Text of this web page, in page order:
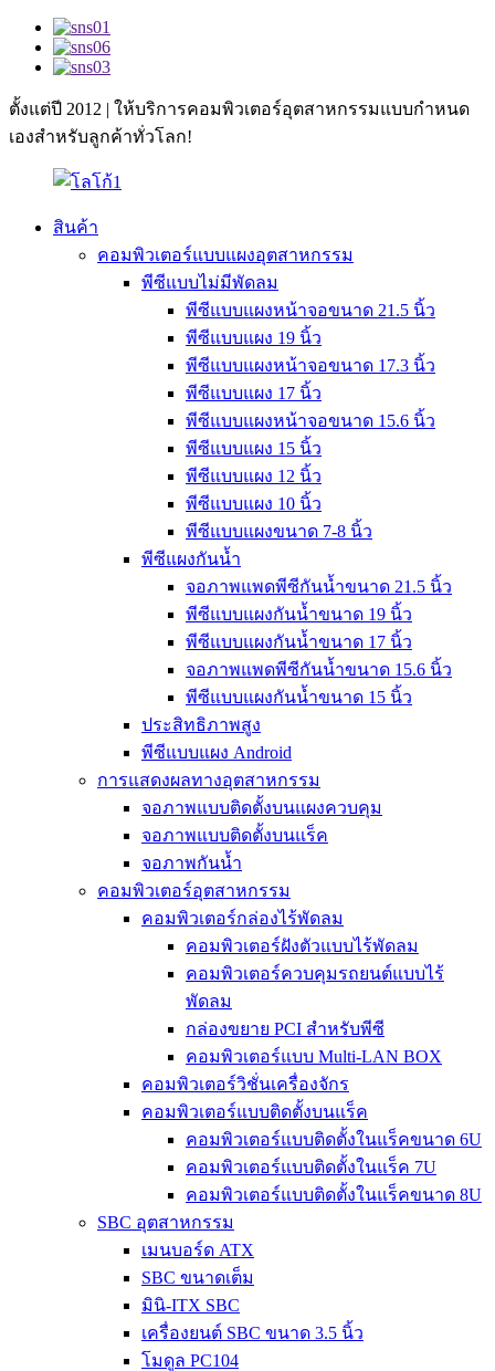
ตั้งแต่ปี 2012 | ให้บริการคอมพิวเตอร์อุตสาหกรรมแบบกำหนด
เองสำหรับลูกค้าทั่วโลก!
สินค้า
คอมพิวเตอร์แบบแผงอุตสาหกรรม
พีซีแบบไม่มีพัดลม
พีซีแบบแผงหน้าจอขนาด 21.5 นิ้ว
พีซีแบบแผง 19 นิ้ว
พีซีแบบแผงหน้าจอขนาด 17.3 นิ้ว
พีซีแบบแผง 17 นิ้ว
พีซีแบบแผงหน้าจอขนาด 15.6 นิ้ว
พีซีแบบแผง 15 นิ้ว
พีซีแบบแผง 12 นิ้ว
พีซีแบบแผง 10 นิ้ว
พีซีแบบแผงขนาด 7-8 นิ้ว
พีซีแผงกันน้ำ
จอภาพแพดพีซีกันน้ำขนาด 21.5 นิ้ว
พีซีแบบแผงกันน้ำขนาด 19 นิ้ว
พีซีแบบแผงกันน้ำขนาด 17 นิ้ว
จอภาพแพดพีซีกันน้ำขนาด 15.6 นิ้ว
พีซีแบบแผงกันน้ำขนาด 15 นิ้ว
ประสิทธิภาพสูง
พีซีแบบแผง Android
การแสดงผลทางอุตสาหกรรม
จอภาพแบบติดตั้งบนแผงควบคุม
จอภาพแบบติดตั้งบนแร็ค
จอภาพกันน้ำ
คอมพิวเตอร์อุตสาหกรรม
คอมพิวเตอร์กล่องไร้พัดลม
คอมพิวเตอร์ฝังตัวแบบไร้พัดลม
คอมพิวเตอร์ควบคุมรถยนต์แบบไร้
พัดลม
กล่องขยาย PCI สำหรับพีซี
คอมพิวเตอร์แบบ Multi-LAN BOX
คอมพิวเตอร์วิชั่นเครื่องจักร
คอมพิวเตอร์แบบติดตั้งบนแร็ค
คอมพิวเตอร์แบบติดตั้งในแร็คขนาด 6U
คอมพิวเตอร์แบบติดตั้งในแร็ค 7U
คอมพิวเตอร์แบบติดตั้งในแร็คขนาด 8U
SBC อุตสาหกรรม
เมนบอร์ด ATX
SBC ขนาดเต็ม
มินิ-ITX SBC
เครื่องยนต์ SBC ขนาด 3.5 นิ้ว
โมดูล PC104